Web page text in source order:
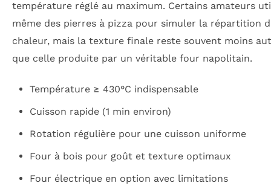
température réglé au maximum. Certains amateurs
même des pierres à pizza pour simuler la répartition
chaleur, mais la texture finale reste souvent moins
que celle produite par un véritable four napolitain.
Température ≥ 430°C indispensable
Cuisson rapide (1 min environ)
Rotation régulière pour une cuisson uniforme
Four à bois pour goût et texture optimaux
Four électrique en option avec limitations